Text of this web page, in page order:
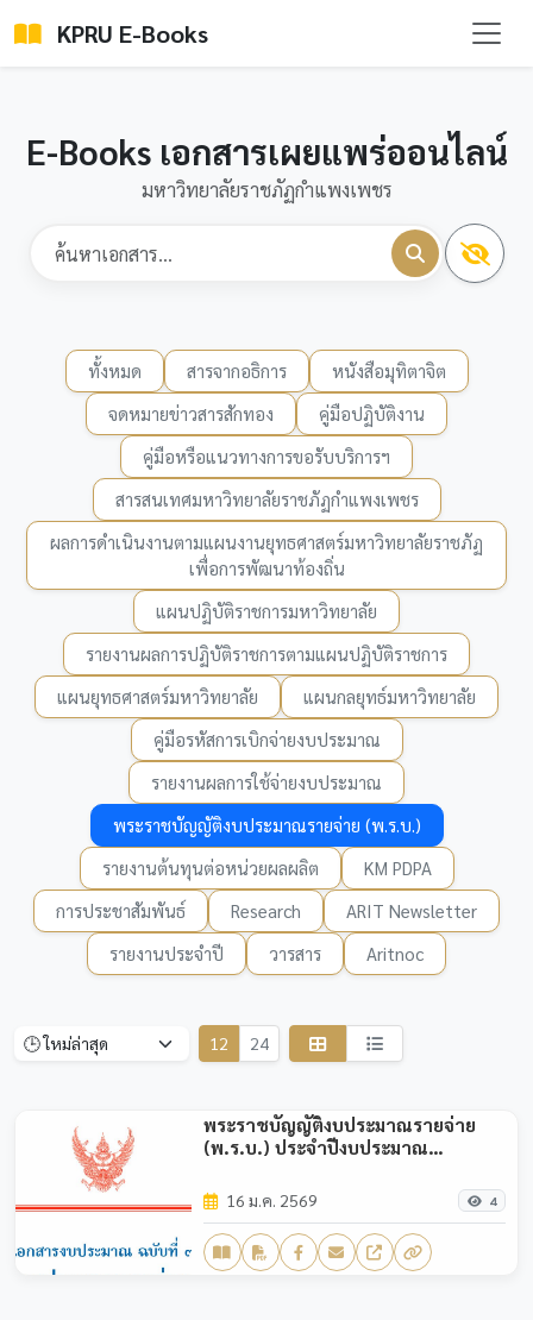
KPRU E-Books
E-Books เอกสารเผยแพร่ออนไลน์
มหาวิทยาลัยราชภัฏกำแพงเพชร
ทั้งหมด สารจากอธิการ
หนังสือมุทิตาจิต
จดหมายข่าวสารสักทอง
คู่มือปฏิบัติงาน
คู่มือหรือแนวทางการขอรับบริการฯ
สารสนเทศมหาวิทยาลัยราชภัฏกำแพงเพชร
ผลการดำเนินงานตามแผนงานยุทธศาสตร์มหาวิทยาลัยราชภัฏ
เพื่อการพัฒนาท้องถิ่น
แผนปฏิบัติราชการมหาวิทยาลัย
รายงานผลการปฏิบัติราชการตามแผนปฏิบัติราชการ
แผนยุทธศาสตร์มหาวิทยาลัย
แผนกลยุทธ์มหาวิทยาลัย
คู่มือรหัสการเบิกจ่ายงบประมาณ
รายงานผลการใช้จ่ายงบประมาณ
พระราชบัญญัติงบประมาณรายจ่าย (พ.ร.บ.)
รายงานต้นทุนต่อหน่วยผลผลิต
KM PDPA
การประชาสัมพันธ์
Research
ARIT Newsletter
รายงานประจำปี
วารสาร Aritnoc
12 24
พระราชบัญญัติงบประมาณรายจ่าย
(พ.ร.บ.) ประจำปีงบประมาณ
16 ม.ค. 2569 4